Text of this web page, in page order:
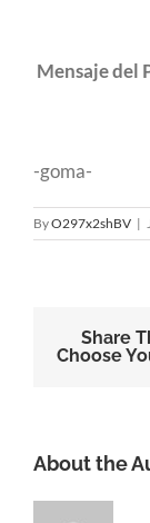
Mensaje del
-goma-
ByO297x2shBV |
Share
Choose
About the